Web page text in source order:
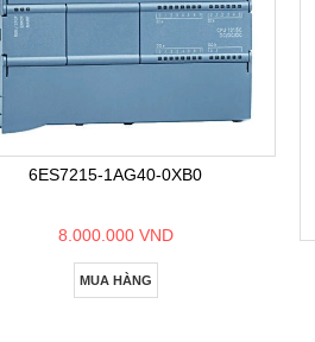
6ES7215-1AG40-0XB0
8.000.000 VND
MUA HÀNG